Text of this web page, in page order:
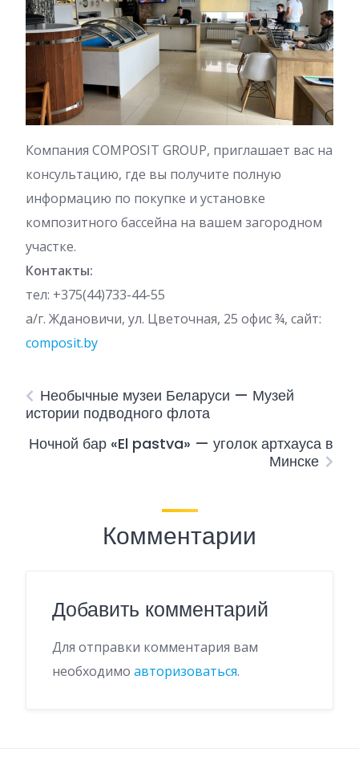
Компания COMPOSIT GROUP, приглашает вас на
консультацию, где вы получите полную
информацию по покупке и установке
композитного бассейна на вашем загородном
участке.
Контакты:
тел: +375(44)733-44-55
а/г. Ждановичи, ул. Цветочная, 25 офис ¾, сайт:
composit.by
Необычные музеи Беларуси — Музей
истории подводного флота
Ночной бар «El pastva» — уголок артхауса в
Минске
Комментарии
Добавить комментарий
Для отправки комментария вам
необходимо авторизоваться.